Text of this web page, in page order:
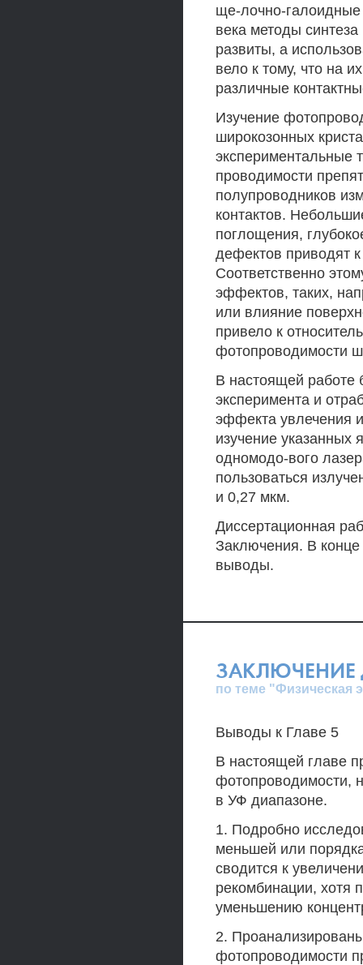
ще-лочно-галоидные
века методы
развиты, а
вело к тому, что на
различные
Изучение
широкозонных
экспериментальные
проводимости
полупроводников
контактов.
поглощения,
дефектов приводят
Соответственно
эффектов, таких,
или влияние
привело к
фотопроводимости
В настоящей работе
эксперимента и
эффекта увлечения
изучение указанных
одномодо-вого
пользоваться
и 0,27 мкм.
Диссертационная
Заключения. В
выводы.
ЗАКЛЮЧЕНИЕ
по теме "Физическая
Выводы к Главе 5
В настоящей главе
фотопроводимости,
в УФ диапазоне.
1. Подробно
меньшей или
сводится к
рекомбинации, хотя
уменьшению
2.
фотопроводимости